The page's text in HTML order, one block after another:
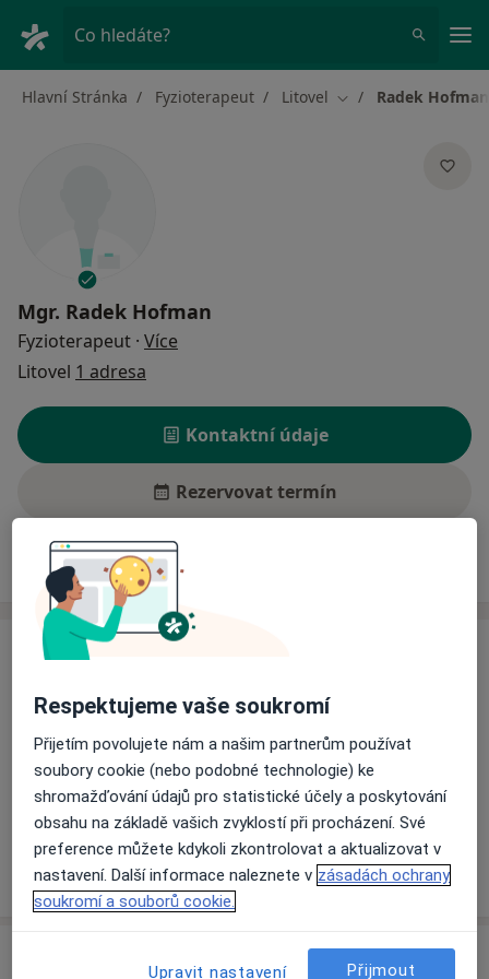
Co hledáte?
Hlavní Stránka Fyzioterapeut Litovel Změna města
Radek Hofman
Mgr. Radek Hofman
Fyzioterapeut · Více
Litovel 1 adresa
Kontaktní údaje
Rezervovat termín
Zkušenosti Ceník
Zkušenosti
úrazu či operaci a omezují Vás tyto bolesti
pohybového aparátu v práci, při běžném sportu či při
běžných činnostech?
Nabízím Vám komplexní diagnostiku
a terapii funkčních a pohybových poruch, tak abych
Vám pomohl co nejefektivněji odstranit nebo zmírnit
bolesti, zkvalitnit a usnadnit pohyb a pokud možno
VíceO mně
Respektujeme vaše soukromí
Přijetím povolujete nám a našim partnerům používat
soubory cookie (nebo podobné technologie) ke
shromažďování údajů pro statistické účely a poskytování
obsahu na základě vašich zvyklostí při procházení. Své
preference můžete kdykoli zkontrolovat a aktualizovat v
nastavení. Další informace naleznete v zásadách ochrany
soukromí a souborů cookie.
Upravit nastavení Přijmout